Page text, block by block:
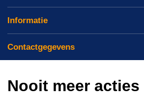
Informatie
Contactgegevens
Nooit meer acties